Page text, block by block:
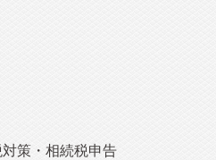
策・相続税申告